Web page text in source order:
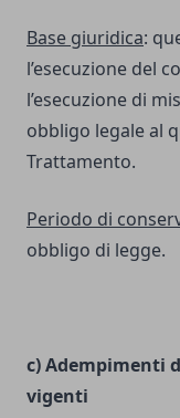
Base giuridica:
l’esecuzione del
l’esecuzione di
obbligo legale al
Trattamento.
Periodo di
obbligo di legge.
c) Adempimenti
vigenti